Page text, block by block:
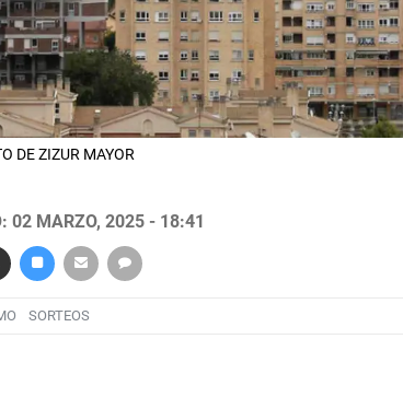
DE ZIZUR MAYOR
02 MARZO, 2025 - 18:41
SORTEOS